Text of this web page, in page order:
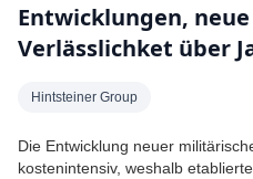
Entwicklungen,
Verlässlichket über
Hintsteiner Group
Die Entwicklung neuer
kostenintensiv, weshalb